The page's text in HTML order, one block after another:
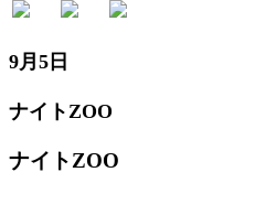
9月5日
ナイトZOO
ナイトZOO